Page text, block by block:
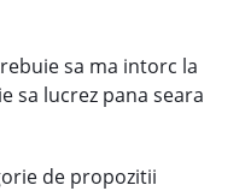
sa ma intorc la
sa lucrez pana seara
de propozitii